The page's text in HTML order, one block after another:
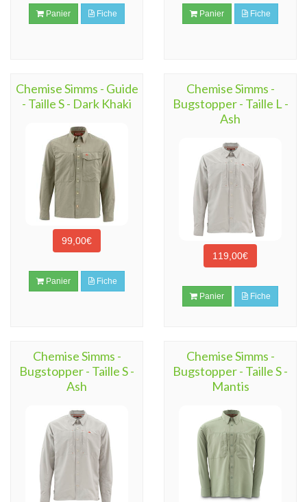
Panier Fiche Panier Fiche
Chemise Simms - Guide
- Taille S - Dark Khaki
99,00€
Panier Fiche
Chemise Simms -
Bugstopper - Taille L -
Ash
119,00€
Panier Fiche
Chemise Simms -
Bugstopper - Taille S -
Ash
Chemise Simms -
Bugstopper - Taille S -
Mantis